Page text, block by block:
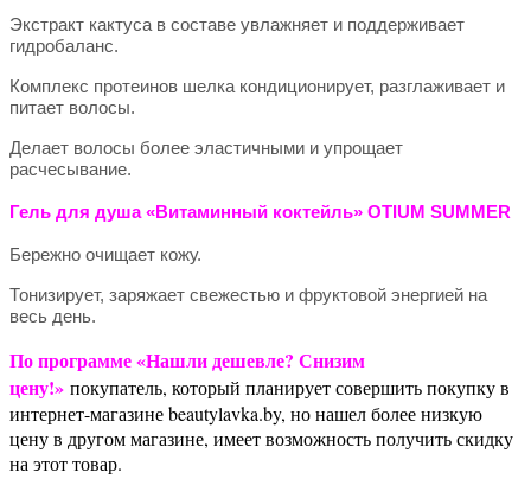
Экстракт кактуса в составе увлажняет и поддерживает
гидробаланс.
Комплекс протеинов шелка кондиционирует, разглаживает и
питает волосы.
Делает волосы более эластичными и упрощает
расчесывание.
Гель для душа «Витаминный коктейль» OTIUM SUMMER
Бережно очищает кожу.
Тонизирует, заряжает свежестью и фруктовой энергией на
весь день.
По программе «Нашли дешевле? Снизим
цену!» покупатель, который планирует совершить покупку в
интернет-магазине beautylavka.by, но нашел более низкую
цену в другом магазине, имеет возможность получить скидку
на этот товар.